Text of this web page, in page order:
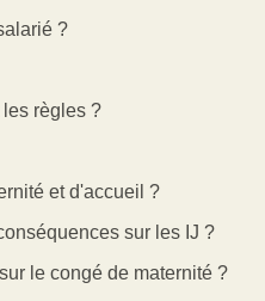
?
règles ?
et d'accueil ?
sur les IJ ?
le congé de maternité ?